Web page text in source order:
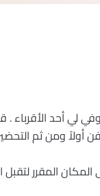
الميلاد أو بعده ..لا يهم, توفي
أولاً ومن ثم
المقرر